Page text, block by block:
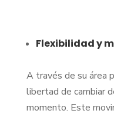
Flexibilidad y
A través de su área
libertad de cambiar
momento. Este